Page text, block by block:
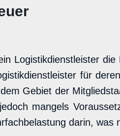
Logistikdienstleister
für
Gebiet der
mangels
darin,